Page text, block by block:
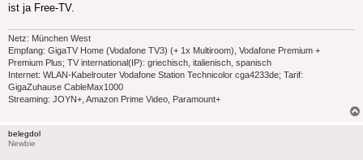
ist ja Free-TV.
Netz: München West
Empfang: GigaTV Home (Vodafone TV3) (+ 1x Multiroom), Vodafone Premium +
Premium Plus; TV international(IP): griechisch, italienisch, spanisch
Internet: WLAN-Kabelrouter Vodafone Station Technicolor cga4233de; Tarif:
GigaZuhause CableMax1000
Streaming: JOYN+, Amazon Prime Video, Paramount+
belegdol
Newbie